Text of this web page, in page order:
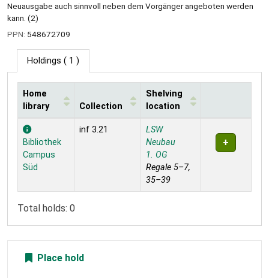
Neuausgabe auch sinnvoll neben dem Vorgänger angeboten werden
kann. (2)
PPN: 548672709
Holdings ( 1 )
Holdings
Home
library
Collection
Shelving
location
Bibliothek
Campus
Süd
inf 3.21
LSW
Neubau
1. OG
Regale 5–7,
35–39
Total holds: 0
Place hold